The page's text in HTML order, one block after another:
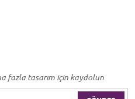
fazla tasarım için kaydolun